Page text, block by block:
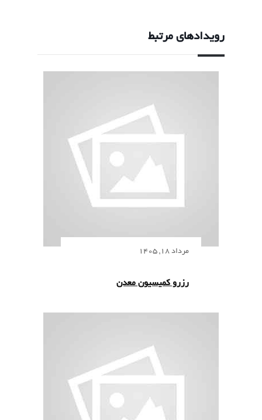
رویدادهای مرتبط
مرداد 18, 1405
رزرو کمیسیون معدن